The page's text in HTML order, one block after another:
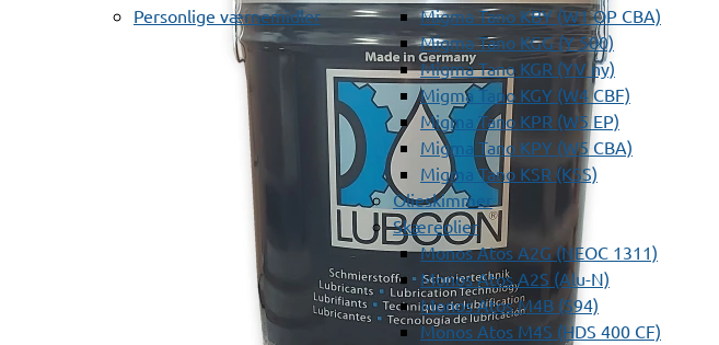
Personlige værnemidler
Migma Tano KBY (W1 OP CBA)
Migma Tano KGG (Y 500)
Migma Tano KGR (YV ny)
Migma Tano KGY (W4 CBF)
Migma Tano KPR (W5 EP)
Migma Tano KPY (W5 CBA)
Migma Tano KSR (KSS)
Olieskimmer
Skæreolier
Monos Atos A2G (NEOC 1311)
Monos Atos A2S (Alu-N)
Monos Atos M4B (S94)
Monos Atos M4S (HDS 400 CF)